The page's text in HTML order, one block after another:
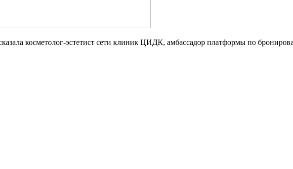
косметолог-эстетист сети клиник ЦИДК, амбассадор платформы по